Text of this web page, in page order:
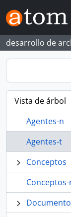
Skip to main content
desarrollo de
Vista de árbol
Agentes-n
Agentes-t
Conceptos
Conceptos-